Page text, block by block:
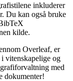
inkluderer
Du kan også bruke
kilde.
Overleaf, er
vitenskapelige og
med
dokumenter!